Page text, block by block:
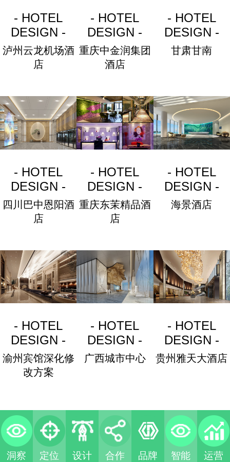
- HOTEL
DESIGN -
泸州云龙机场酒
店
- HOTEL
DESIGN -
重庆中金润集团
酒店
- HOTEL
DESIGN -
甘肃甘南
- HOTEL
DESIGN -
四川巴中恩阳酒
店
- HOTEL
DESIGN -
重庆东茉精品酒
店
- HOTEL
DESIGN -
海景酒店
- HOTEL
DESIGN -
渝州宾馆深化修
改方案
- HOTEL
DESIGN -
广西城市中心
- HOTEL
DESIGN -
贵州雅天大酒店
洞察 定位 设计 合作 品牌 智能 运营